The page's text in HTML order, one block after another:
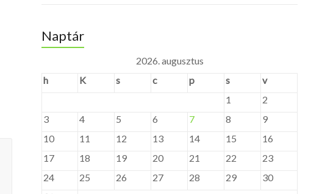
Naptár
2026. augusztus
h
K s c p s
v
1
2
3
4 5 6 7 8
9
10
11 12 13 14 15
16
17
18 19 20 21 22
23
24
25 26 27 28 29
30